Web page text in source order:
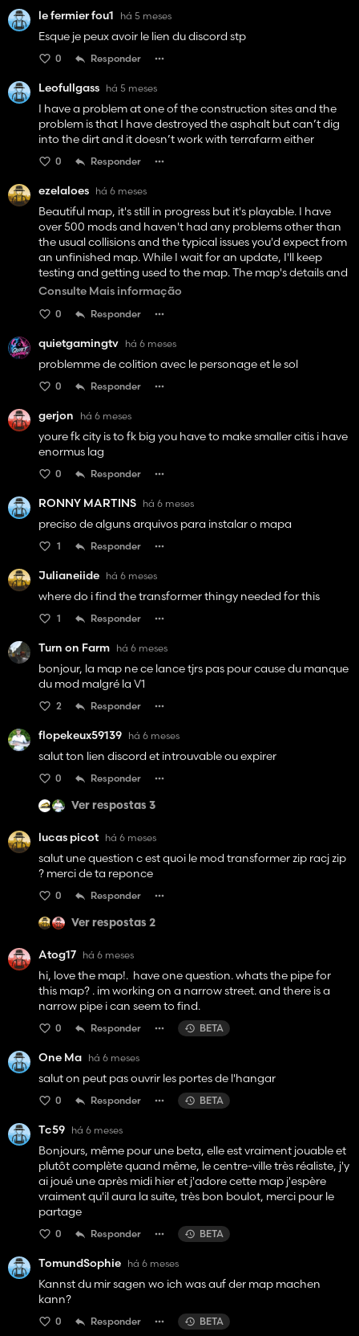
le fermier fou1 há 5 meses
Esque je peux avoir le lien du discord stp
0 Responder
Leofullgass há 5 meses
I have a problem at one of the construction sites and the
problem is that I have destroyed the asphalt but can’t dig
into the dirt and it doesn’t work with terrafarm either
0 Responder
ezelaloes há 6 meses
Beautiful map, it's still in progress but it's playable. I have
over 500 mods and haven't had any problems other than
the usual collisions and the typical issues you'd expect from
an unfinished map. While I wait for an update, I'll keep
testing and getting used to the map. The map's details and
locations make it worth playing, flaws and all, but they
Consulte Mais informação
0 Responder
quietgamingtv há 6 meses
problemme de colition avec le personage et le sol
0 Responder
gerjon há 6 meses
youre fk city is to fk big you have to make smaller citis i have
enormus lag
0 Responder
RONNY MARTINS há 6 meses
preciso de alguns arquivos para instalar o mapa
1 Responder
Julianeiide há 6 meses
where do i find the transformer thingy needed for this
1 Responder
Turn on Farm há 6 meses
bonjour, la map ne ce lance tjrs pas pour cause du manque
du mod malgré la V1
2 Responder
flopekeux59139 há 6 meses
salut ton lien discord et introuvable ou expirer
0 Responder
Ver respostas 3
lucas picot há 6 meses
salut une question c est quoi le mod transformer zip racj zip
? merci de ta reponce
0 Responder
Ver respostas 2
Atog17 há 6 meses
hi, love the map!. have one question. whats the pipe for
this map? . im working on a narrow street. and there is a
narrow pipe i can seem to find.
0 Responder BETA
One Ma há 6 meses
salut on peut pas ouvrir les portes de l'hangar
0 Responder BETA
Tc59 há 6 meses
Bonjours, même pour une beta, elle est vraiment jouable et
plutôt complète quand même, le centre-ville très réaliste, j'y
ai joué une après midi hier et j'adore cette map j'espère
vraiment qu'il aura la suite, très bon boulot, merci pour le
partage
0 Responder BETA
TomundSophie há 6 meses
Kannst du mir sagen wo ich was auf der map machen
kann?
0 Responder BETA